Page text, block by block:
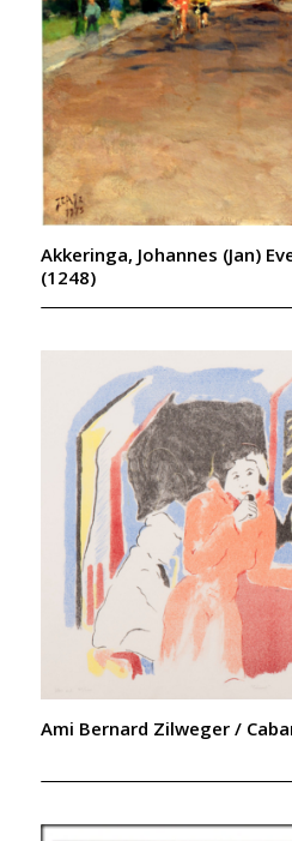
Akkeringa, Johannes (Jan)
(1248)
Ami Bernard Zilweger /